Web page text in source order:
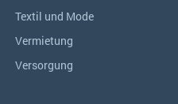
Textil und Mode
Vermietung
Versorgung